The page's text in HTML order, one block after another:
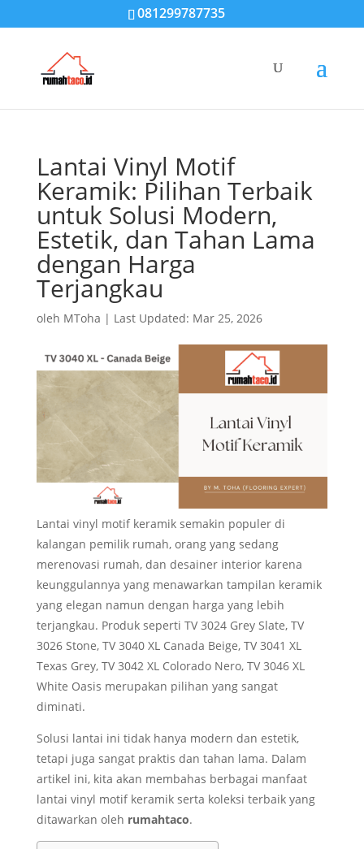
081299787735
Lantai Vinyl Motif
Keramik: Pilihan Terbaik
untuk Solusi Modern,
Estetik, dan Tahan Lama
dengan Harga
Terjangkau
oleh MToha | Last Updated: Mar 25, 2026
Lantai vinyl motif keramik semakin populer di
kalangan pemilik rumah, orang yang sedang
merenovasi rumah, dan desainer interior karena
keunggulannya yang menawarkan tampilan keramik
yang elegan namun dengan harga yang lebih
terjangkau. Produk seperti TV 3024 Grey Slate, TV
3026 Stone, TV 3040 XL Canada Beige, TV 3041 XL
Texas Grey, TV 3042 XL Colorado Nero, TV 3046 XL
White Oasis merupakan pilihan yang sangat
diminati.
Solusi lantai ini tidak hanya modern dan estetik,
tetapi juga sangat praktis dan tahan lama. Dalam
artikel ini, kita akan membahas berbagai manfaat
lantai vinyl motif keramik serta koleksi terbaik yang
ditawarkan oleh rumahtaco.